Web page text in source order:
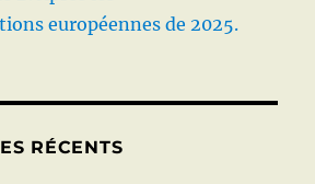
européennes de 2025.
RÉCENTS